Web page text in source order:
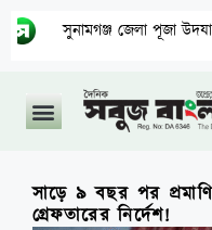
জেলা পূজা উদযাপন
সাড়ে ৯ বছর পর
গ্রেফতারের নির্দেশ!